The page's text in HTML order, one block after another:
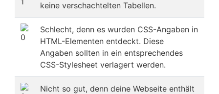
keine verschachtelten Tabellen.
Schlecht, denn es wurden CSS-Angaben in
HTML-Elementen entdeckt. Diese
Angaben sollten in ein entsprechendes
CSS-Stylesheet verlagert werden.
Nicht so gut, denn deine Webseite enthält